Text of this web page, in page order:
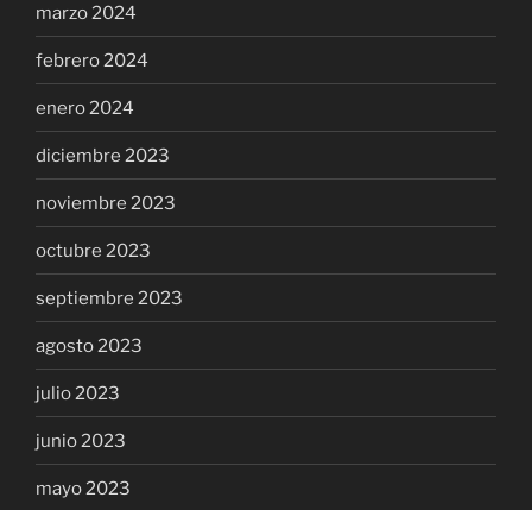
marzo 2024
febrero 2024
enero 2024
diciembre 2023
noviembre 2023
octubre 2023
septiembre 2023
agosto 2023
julio 2023
junio 2023
mayo 2023